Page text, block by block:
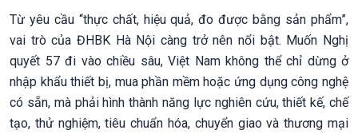
Từ yêu cầu “thực chất, hiệu quả, đo được bằng sản phẩm”,
vai trò của ĐHBK Hà Nội càng trở nên nổi bật. Muốn Nghị
quyết 57 đi vào chiều sâu, Việt Nam không thể chỉ dừng ở
nhập khẩu thiết bị, mua phần mềm hoặc ứng dụng công nghệ
có sẵn, mà phải hình thành năng lực nghiên cứu, thiết kế, chế
tạo, thử nghiệm, tiêu chuẩn hóa, chuyển giao và thương mại